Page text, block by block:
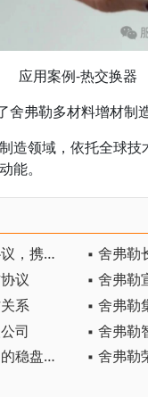
应用案例-热交换器
舍弗勒多材料增材
造领域，依托全球
能。
▪ 舍弗勒与千寻智能签订战略合作协议，携手推进具身智能产业发展
议
系
司
▪ 驱动科技的战略重构：舍弗勒中国的稳盘与拓界